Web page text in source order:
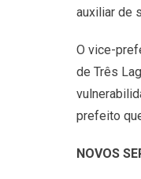
auxiliar de
O vice-
de Três
prefeito
NOVOS